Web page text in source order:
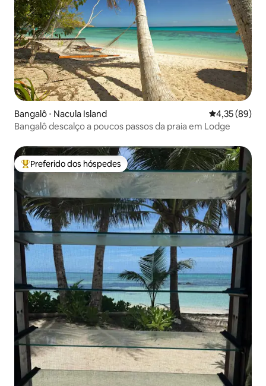
Bangalô ⋅ Nacula Island 4,35 de uma
4,35 (89)
Bangalô descalço a poucos passos da praia em Lodge
Entre os melhores preferidos dos hóspedes
Preferido dos hóspedes